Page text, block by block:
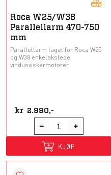
Roca W25/W38
Parallellarm 470-750
mm
Parallellarm laget for Roca W25
og W38 enkelakslede
vindusviskermotorer.
kr 2.990,-
KJØP